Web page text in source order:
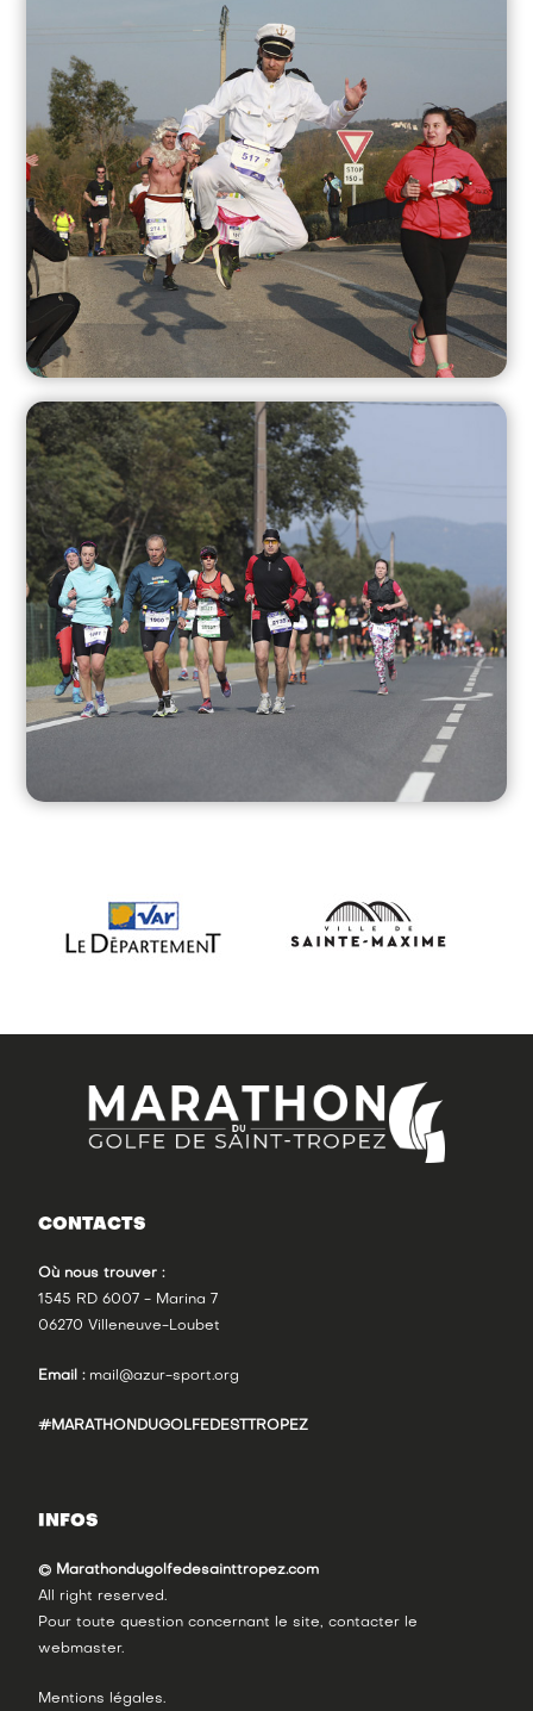
CONTACTS
Où nous trouver :
1545 RD 6007 - Marina 7
06270 Villeneuve-Loubet
Email : mail@azur-sport.org
#MARATHONDUGOLFEDESTTROPEZ
INFOS
© Marathondugolfedesainttropez.com
All right reserved.
Pour toute question concernant le site, contacter le
webmaster.
Mentions légales.